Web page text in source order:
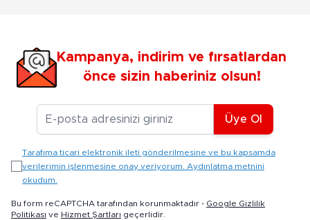
Kampanya, indirim ve fırsatlardan
önce sizin haberiniz olsun!
E-posta Adresiniz
Üye Ol
Tarafıma ticari elektronik ileti gönderilmesine ve bu kapsamda
verilerimin işlenmesine onay veriyorum. Aydınlatma metnini
okudum.
Bu form reCAPTCHA tarafından korunmaktadır - Google Gizlilik
Politikası ve Hizmet Şartları geçerlidir.